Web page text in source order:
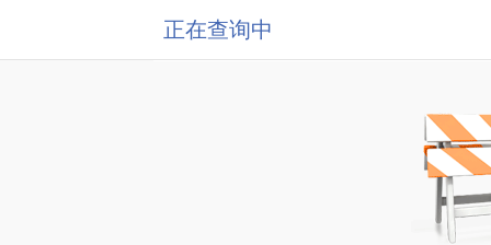
正在查询中